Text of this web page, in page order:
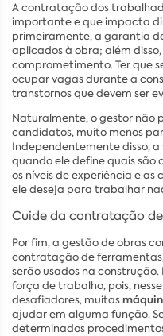
A contratação dos
importante e que impacta
primeiramente, a garantia
aplicados à obra; além
comprometimento. Ter que
ocupar vagas durante a
transtornos que devem ser
Naturalmente, o gestor não
candidatos, muito menos
Independentemente disso, a
quando ele define quais são
os níveis de experiência e
ele deseja para trabalhar
Cuide da contratação
Por fim, a gestão de obras
contratação de
serão usados na
força de trabalho, pois,
desafiadores, muitas
ajudar em alguma função.
determinados